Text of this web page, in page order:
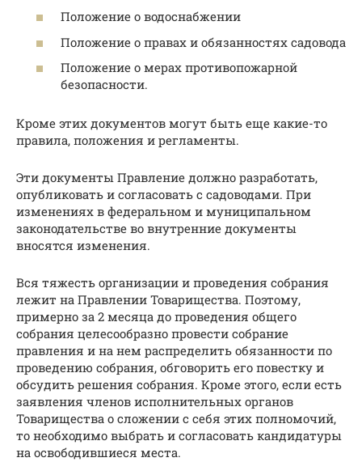
Положение о водоснабжении
Положение о правах и обязанностях садовода
Положение о мерах противопожарной
безопасности.
Кроме этих документов могут быть еще какие-то
правила, положения и регламенты.
Эти документы Правление должно разработать,
опубликовать и согласовать с садоводами. При
изменениях в федеральном и муниципальном
законодательстве во внутренние документы
вносятся изменения.
Вся тяжесть организации и проведения собрания
лежит на Правлении Товарищества. Поэтому,
примерно за 2 месяца до проведения общего
собрания целесообразно провести собрание
правления и на нем распределить обязанности по
проведению собрания, обговорить его повестку и
обсудить решения собрания. Кроме этого, если есть
заявления членов исполнительных органов
Товарищества о сложении с себя этих полномочий,
то необходимо выбрать и согласовать кандидатуры
на освободившиеся места.